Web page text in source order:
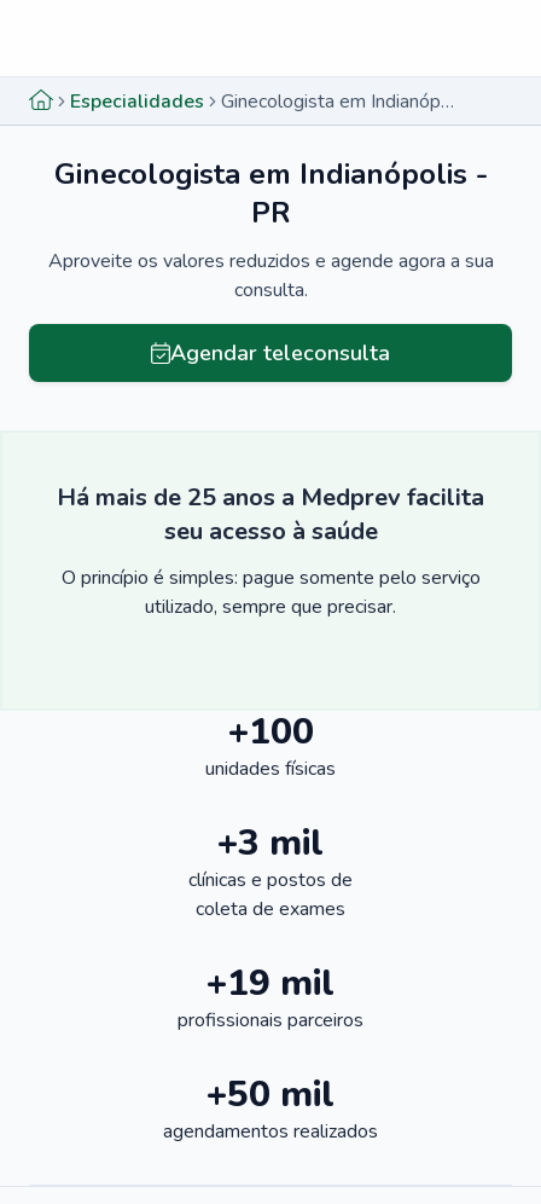
Especialidades Ginecologista em Indianópolis - PR
Ginecologista em Indianópolis -
PR
Aproveite os valores reduzidos e agende agora a sua
consulta.
Agendar teleconsulta
Há mais de 25 anos a Medprev facilita
seu acesso à saúde
O princípio é simples: pague somente pelo serviço
utilizado, sempre que precisar.
+100
unidades físicas
+3 mil
clínicas e postos de
coleta de exames
+19 mil
profissionais parceiros
+50 mil
agendamentos realizados